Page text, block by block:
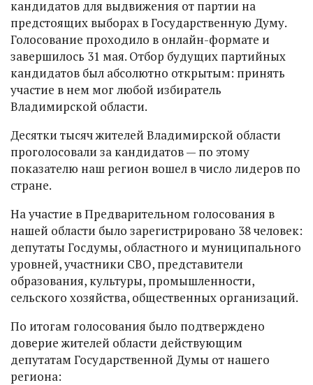
кандидатов для выдвижения от партии на
предстоящих выборах в Государственную Думу.
Голосование проходило в онлайн-формате и
завершилось 31 мая. Отбор будущих партийных
кандидатов был абсолютно открытым: принять
участие в нем мог любой избиратель
Владимирской области.
Десятки тысяч жителей Владимирской области
проголосовали за кандидатов — по этому
показателю наш регион вошел в число лидеров по
стране.
На участие в Предварительном голосования в
нашей области было зарегистрировано 38 человек:
депутаты Госдумы, областного и муниципального
уровней, участники СВО, представители
образования, культуры, промышленности,
сельского хозяйства, общественных организаций.
По итогам голосования было подтверждено
доверие жителей области действующим
депутатам Государственной Думы от нашего
региона: